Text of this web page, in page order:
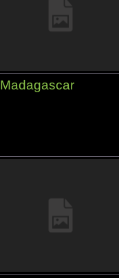
Madagascar